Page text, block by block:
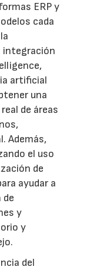
ERP y
cada
artificial
una
de áreas
Además,
el uso
de
ayudar a
de
y
y
del